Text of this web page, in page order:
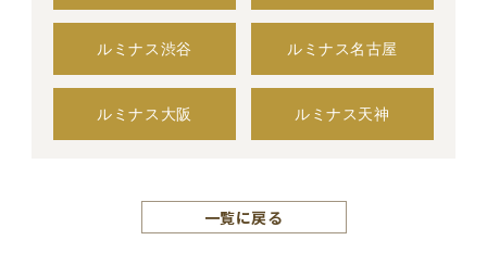
ルミナス渋谷 ルミナス名古屋
ルミナス大阪 ルミナス天神
一覧に戻る